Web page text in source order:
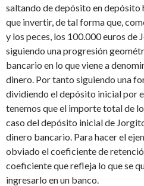
saltando de depósito en depósito
que invertir, de tal forma que,
y los peces, los 100.000 euros de
siguiendo una progresión
bancario en lo que viene a
dinero. Por tanto siguiendo una
dividiendo el depósito inicial por
tenemos que el importe total de
caso del depósito inicial de
dinero bancario. Para hacer el
obviado el coeficiente de
coeficiente que refleja lo que se
ingresarlo en un banco.